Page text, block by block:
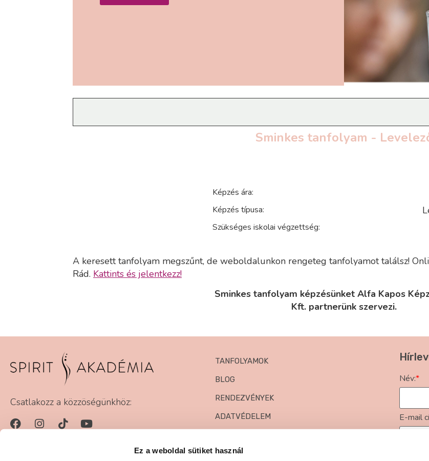
Ez a weboldal sütiket használ
Sminkes tanfolyam -
Képzés ára:
Képzés típusa:
Szükséges iskolai végzettség:
A keresett tanfolyam megszűnt, de weboldalunkon rengeteg tanfolyamot találsz!
Rád. Kattints és jelentkezz!
Sminkes tanfolyam képzésünket Alfa Kapos
Kft. partnerünk szervezi.
Csatlakozz a közzöségünkhöz:
TANFOLYAMOK
BLOG
RENDEZVÉNYEK
ADATVÉDELEM
GYAKORI KÉRDÉSEK
Név:*
E-mail